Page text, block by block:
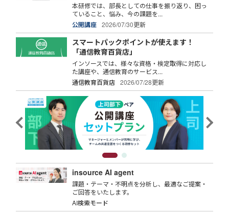
本研修では、部長としての仕事を振り返り、困っ
ていること、悩み、今の課題を...
公開講座
2026/07/30更新
スマートパックポイントが使えます！
「通信教育百貨店」
インソースでは、様々な資格・検定取得に対応し
た講座や、通信教育のサービス...
通信教育百貨店
2026/07/28更新
insource AI agent
課題・テーマ・不明点を分析し、最適なご提案・
ご回答をいたします。
AI検索モード